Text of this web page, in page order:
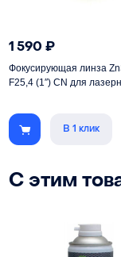
1 590₽
Фокусирующая линза
F25,4 (1″) CN для
В 1 клик
С этим